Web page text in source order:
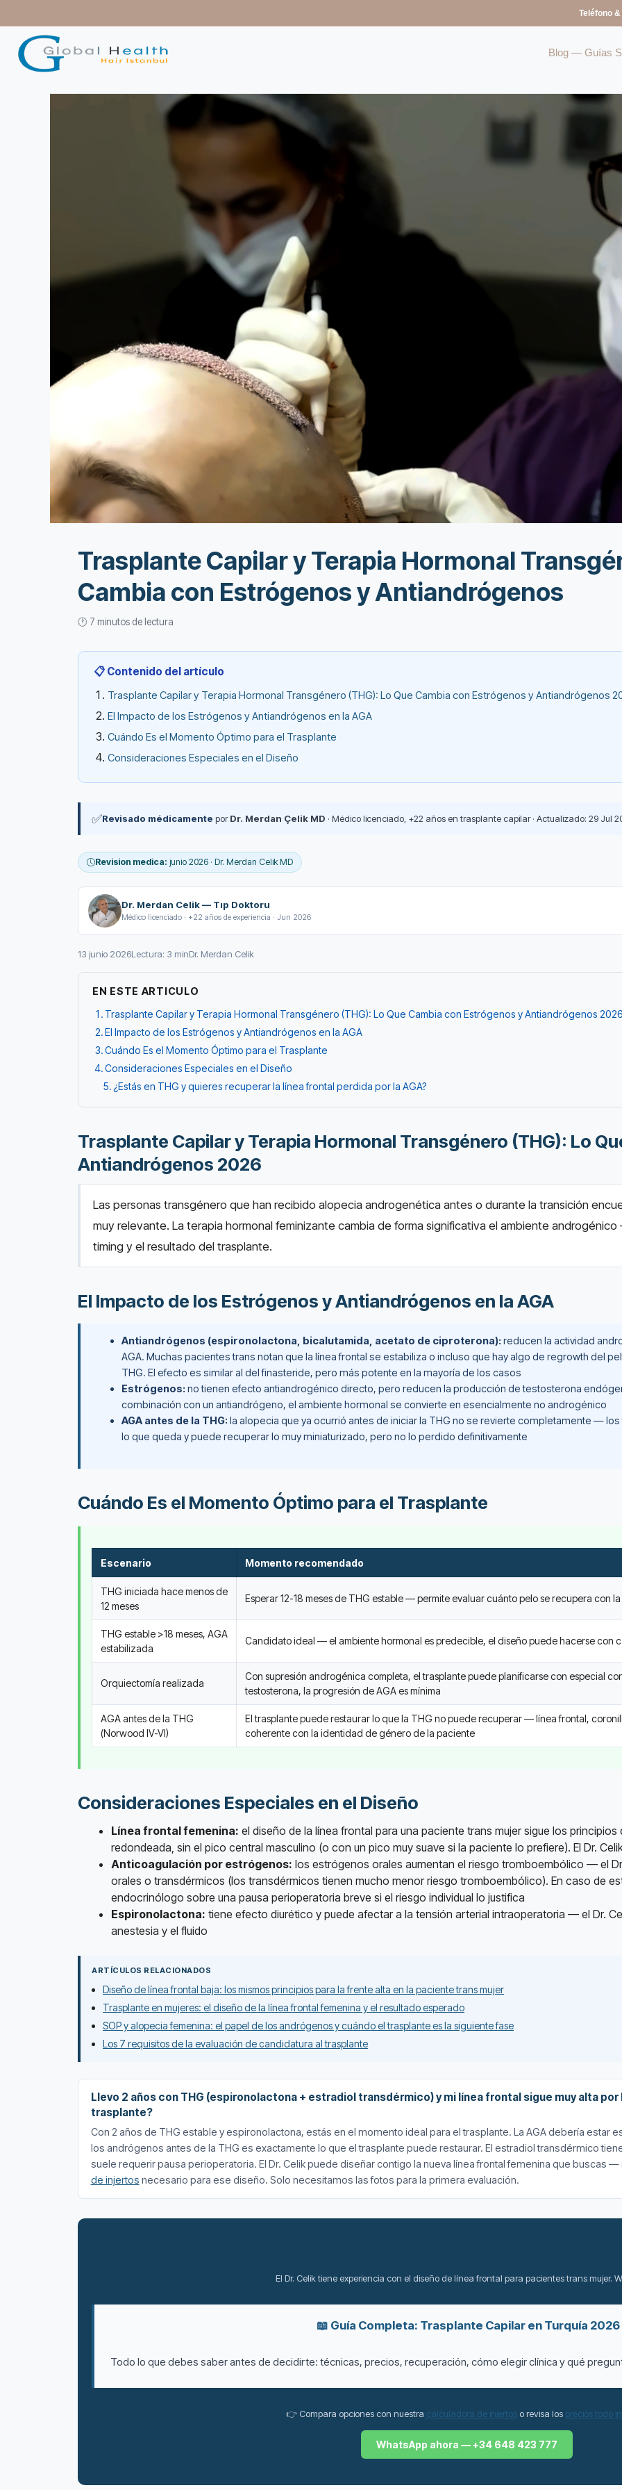
Teléfono
Blog — Guías
Trasplante Capilar y Terapia Hormonal
Cambia con Estrógenos y Antiandrógenos
🕐 7 minutos de lectura
📋 Contenido del artículo
Trasplante Capilar y Terapia Hormonal Transgénero (THG): Lo Que Cambia con Estrógenos y Antiandrógenos
El Impacto de los Estrógenos y Antiandrógenos en la AGA
Cuándo Es el Momento Óptimo para el Trasplante
Consideraciones Especiales en el Diseño
✅Revisado médicamente porDr. Merdan Çelik MD · Médico licenciado, +22 años en trasplante capilar · Actualizado: 29 Jul
Revision medica: junio 2026 · Dr. Merdan Celik MD
Dr. Merdan Celik — Tıp Doktoru
Médico licenciado · +22 años de experiencia · Jun 2026
13 junio 2026Lectura: 3 minDr. Merdan Celik
EN ESTE ARTICULO
Trasplante Capilar y Terapia Hormonal Transgénero (THG): Lo Que Cambia con Estrógenos y Antiandrógenos 2026
El Impacto de los Estrógenos y Antiandrógenos en la AGA
Cuándo Es el Momento Óptimo para el Trasplante
Consideraciones Especiales en el Diseño
¿Estás en THG y quieres recuperar la línea frontal perdida por la AGA?
Trasplante Capilar y Terapia Hormonal Transgénero (THG): Lo
Antiandrógenos 2026
Las personas transgénero que han recibido alopecia androgenética antes o durante la transición
muy relevante. La terapia hormonal feminizante cambia de forma significativa el ambiente
timing y el resultado del trasplante.
El Impacto de los Estrógenos y Antiandrógenos en la AGA
Antiandrógenos (espironolactona, bicalutamida, acetato de ciproterona): reducen la actividad
AGA. Muchas pacientes trans notan que la línea frontal se estabiliza o incluso que hay algo de regrowth del
THG. El efecto es similar al del finasteride, pero más potente en la mayoría de los casos
Estrógenos: no tienen efecto antiandrogénico directo, pero reducen la producción de testosterona
combinación con un antiandrógeno, el ambiente hormonal se convierte en esencialmente no androgénico
AGA antes de la THG: la alopecia que ya ocurrió antes de iniciar la THG no se revierte completamente —
lo que queda y puede recuperar lo muy miniaturizado, pero no lo perdido definitivamente
Cuándo Es el Momento Óptimo para el Trasplante
Escenario Momento recomendado
THG iniciada hace menos de
12 meses
Esperar 12-18 meses de THG estable — permite evaluar cuánto pelo se recupera con
THG estable >18 meses, AGA
estabilizada
Candidato ideal — el ambiente hormonal es predecible, el diseño puede hacerse con
Orquiectomía realizada
Con supresión androgénica completa, el trasplante puede planificarse con especial
testosterona, la progresión de AGA es mínima
AGA antes de la THG
(Norwood IV-VI)
El trasplante puede restaurar lo que la THG no puede recuperar — línea frontal,
coherente con la identidad de género de la paciente
Consideraciones Especiales en el Diseño
Línea frontal femenina: el diseño de la línea frontal para una paciente trans mujer sigue los
redondeada, sin el pico central masculino (o con un pico muy suave si la paciente lo prefiere). El Dr.
Anticoagulación por estrógenos: los estrógenos orales aumentan el riesgo tromboembólico — el
orales o transdérmicos (los transdérmicos tienen mucho menor riesgo tromboembólico). En caso de
endocrinólogo sobre una pausa perioperatoria breve si el riesgo individual lo justifica
Espironolactona: tiene efecto diurético y puede afectar a la tensión arterial intraoperatoria — el Dr.
anestesia y el fluido
ARTÍCULOS RELACIONADOS
Diseño de línea frontal baja: los mismos principios para la frente alta en la paciente trans mujer
Trasplante en mujeres: el diseño de la línea frontal femenina y el resultado esperado
SOP y alopecia femenina: el papel de los andrógenos y cuándo el trasplante es la siguiente fase
Los 7 requisitos de la evaluación de candidatura al trasplante
Llevo 2 años con THG (espironolactona + estradiol transdérmico) y mi línea frontal sigue muy alta por
trasplante?
Con 2 años de THG estable y espironolactona, estás en el momento ideal para el trasplante. La AGA debería estar
los andrógenos antes de la THG es exactamente lo que el trasplante puede restaurar. El estradiol transdérmico
suele requerir pausa perioperatoria. El Dr. Celik puede diseñar contigo la nueva línea frontal femenina que buscas
de injertos necesario para ese diseño. Solo necesitamos las fotos para la primera evaluación.
El Dr. Celik tiene experiencia con el diseño de línea frontal para pacientes trans mujer.
📖 Guía Completa: Trasplante Capilar en Turquía 2026
Todo lo que debes saber antes de decidirte: técnicas, precios, recuperación, cómo elegir clínica y qué
👉 Compara opciones con nuestra calculadora de injertoso revisa los precios todo
WhatsApp ahora — +34 648 423 777